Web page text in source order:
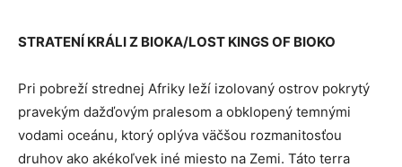
STRATENÍ KRÁLI Z BIOKA/LOST KINGS OF BIOKO
Pri pobreží strednej Afriky leží izolovaný ostrov pokrytý
pravekým dažďovým pralesom a obklopený temnými
vodami oceánu, ktorý oplýva väčšou rozmanitosťou
druhov ako akékoľvek iné miesto na Zemi. Táto terra